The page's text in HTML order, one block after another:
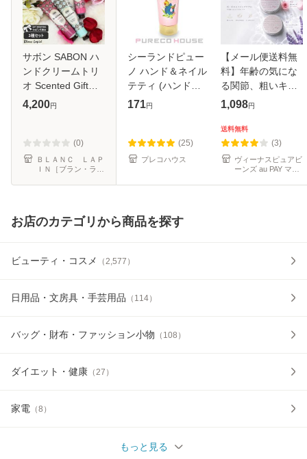
サボン SABON ハ
ンドクリームトリ
オ Scented Gift
30ml x3 コフレ/セ
4,200円
(0)
ＢＬＡＮＣ ＬＡＰ
ＩＮ［ブラン・ラパ
シーランドピュー
ノ ハンド＆ネイル
テティ (ハンドク
リーム) 65g
171円
(25)
プレコハウス
【メール便送料無
料】年齢の気にな
る関節、粗いキ
メ、固い角質にピ
ハンドビューティ
ークリーム
1,098円
送料無料
(3)
ヴィーナスピュアビ
ーンズ au PAY マー
お店のカテゴリから商品を探す
ビューティ・コスメ （2,577 ）
日用品・文房具・手芸用品 （ 114）
バッグ・財布・ファッション小物 （ 108 ）
ダイエット・健康 （27 ）
家電 （8 ）
もっと見る